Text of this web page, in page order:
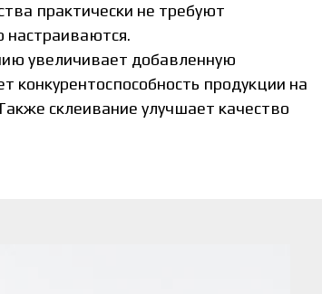
практически не требуют
настраиваются.
увеличивает добавленную
конкурентоспособность продукции на
склеивание улучшает качество